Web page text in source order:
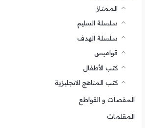
الممتاز
سلسلة السليم
سلسلة الهدف
قواميس
كتب الأطفال
كتب المناهج الانجليزية
المقصات و القواطع
المقلمات